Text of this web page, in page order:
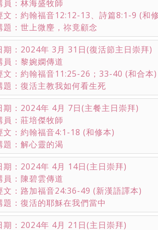
員：林海盛牧師
文：約翰福音12:12-13、詩篇8:1-9 (和
題：世上微麈，祢竟顧念
期：2024年 3月 31日(復活節主日崇拜)
員：黎婉嫻傳道
文：約翰福音11:25-26；33-40 (和合本)
題：復活主教我如何看生死
期：2024年 4月 7日(主餐主日崇拜)
員：莊培傑牧師
文：約翰福音4:1-18 (和修本)
題：解心靈的渴
期：2024年 4月 14日(主日崇拜)
員：陳碧雲傳道
文：路加福音24:36-49 (新漢語譯本)
題：復活的耶穌在我們當中
期：2024年 4月 21日(主日崇拜)